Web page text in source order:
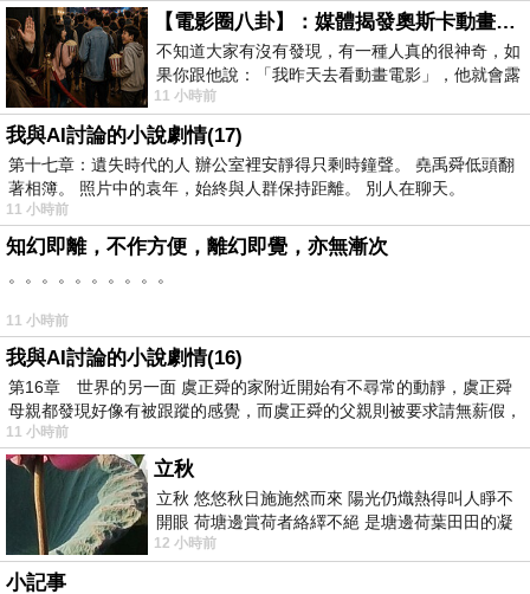
【電影圈八卦】：媒體揭發奧斯卡動畫項目投票醜聞！好萊塢為什麼看不起動畫電影？
不知道大家有沒有發現，有一種人真的很神奇，如
果你跟他說：「我昨天去看動畫電影」，他就會露
出一種慈祥的微笑，然後問你是不是陪小
11 小時前
我與AI討論的小說劇情(17)
第十七章：遺失時代的人 辦公室裡安靜得只剩時鐘聲。 堯禹舜低頭翻
著相簿。 照片中的袁年，始終與人群保持距離。 別人在聊天。
11 小時前
知幻即離，不作方便，離幻即覺，亦無漸次
。。。。。。。。。。
11 小時前
我與AI討論的小說劇情(16)
第16章 世界的另一面 虞正舜的家附近開始有不尋常的動靜，虞正舜
母親都發現好像有被跟蹤的感覺，而虞正舜的父親則被要求請無薪假，
11 小時前
立秋
立秋 悠悠秋日施施然而來 陽光仍熾熱得叫人睜不
開眼 荷塘邊賞荷者絡繹不絕 是塘邊荷葉田田的凝
望 風中飄逸的是映日荷花別樣紅
12 小時前
小記事